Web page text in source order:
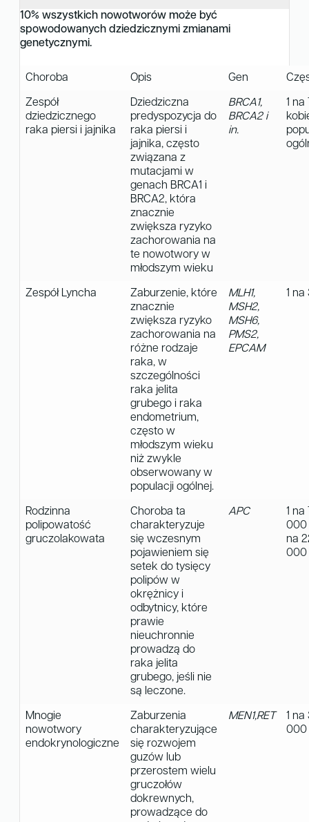
10% wszystkich nowotworów może być
spowodowanych dziedzicznymi zmianami
genetycznymi.
Choroba Opis Gen
Zespół
dziedzicznego
raka piersi i jajnika
Dziedziczna
predyspozycja do
raka piersi i
jajnika, często
związana z
mutacjami w
genach BRCA1 i
BRCA2, która
znacznie
zwiększa ryzyko
zachorowania na
te nowotwory w
młodszym wieku
BRCA1,
BRCA2 i
in.
1 na
Zespół Lyncha
Zaburzenie, które
znacznie
zwiększa ryzyko
zachorowania na
różne rodzaje
raka, w
szczególności
raka jelita
grubego i raka
endometrium,
często w
młodszym wieku
niż zwykle
obserwowany w
populacji ogólnej.
MLH1,
MSH2,
MSH6,
PMS2,
EPCAM
1 na
Rodzinna
polipowatość
gruczolakowata
Choroba ta
charakteryzuje
się wczesnym
pojawieniem się
setek do tysięcy
polipów w
okrężnicy i
odbytnicy, które
prawie
nieuchronnie
prowadzą do
raka jelita
grubego, jeśli nie
są leczone.
APC
1 na
000
na
000
Mnogie
nowotwory
endokrynologiczne
Zaburzenia
charakteryzujące
się rozwojem
guzów lub
przerostem wielu
gruczołów
dokrewnych,
prowadzące do
MEN1,RET
1 na
000